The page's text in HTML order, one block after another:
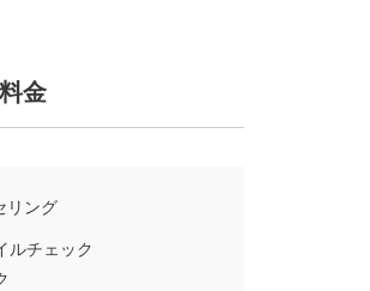
金
リング
ルチェック